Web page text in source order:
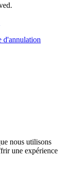
d'annulation
nous utilisons
une expérience